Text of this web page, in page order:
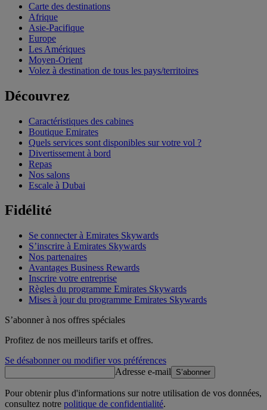
Carte des destinations
Afrique
Asie-Pacifique
Europe
Les Amériques
Moyen-Orient
Volez à destination de tous les pays/territoires
Découvrez
Caractéristiques des cabines
Boutique Emirates
Quels services sont disponibles sur votre vol ?
Divertissement à bord
Repas
Nos salons
Escale à Dubai
Fidélité
Se connecter à Emirates Skywards
S’inscrire à Emirates Skywards
Nos partenaires
Avantages Business Rewards
Inscrire votre entreprise
Règles du programme Emirates Skywards
Mises à jour du programme Emirates Skywards
S’abonner à nos offres spéciales
Profitez de nos meilleurs tarifs et offres.
Se désabonner ou modifier vos préférences
Adresse e-mail
S’abonner
Pour obtenir plus d'informations sur notre utilisation de vos données,
consultez notre politique de confidentialité.